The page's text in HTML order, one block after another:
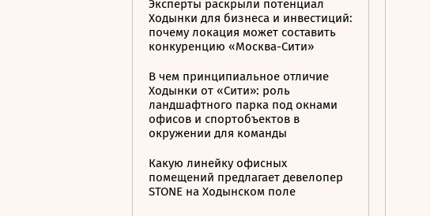
Эксперты раскрыли потенциал
Ходынки для бизнеса и инвестиций:
почему локация может составить
конкуренцию «Москва-Сити»
В чем принципиальное отличие
Ходынки от «Сити»: роль
ландшафтного парка под окнами
офисов и спортобъектов в
окружении для команды
Какую линейку офисных
помещений предлагает девелопер
STONE на Ходынском поле